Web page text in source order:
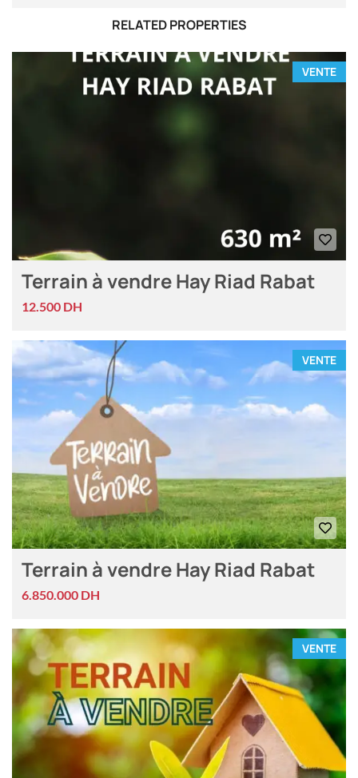
RELATED PROPERTIES
VENTE
Terrain à vendre Hay Riad Rabat
12.500 DH
VENTE
Terrain à vendre Hay Riad Rabat
6.850.000 DH
VENTE